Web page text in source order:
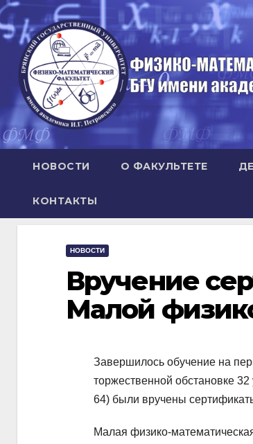
Перейти
к
содержимому
НОВОСТИ О ФАКУЛЬТЕТЕ
КОНТАКТЫ
НОВОСТИ
Вручение
Малой
Завершилось обучение на
торжественной обстановке
64) были вручены
Малая физико-